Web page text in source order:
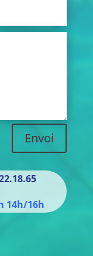
Envoi
14h/16h